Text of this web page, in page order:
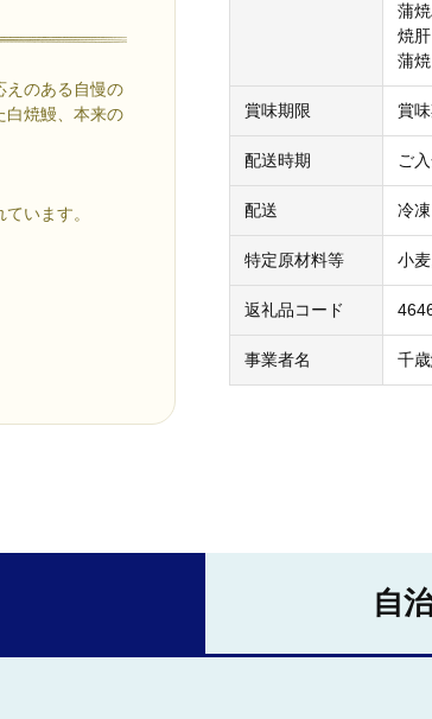
えのある自慢の
白焼鰻、本来の
います。
蒲
焼
蒲
賞味期限 賞
配送時期 ご
配送 冷凍
特定原材料等 小
返礼品コード
事業者名 千
自